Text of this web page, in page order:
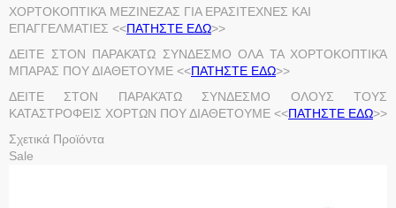
ΧΟΡΤΟΚΟΠΤΙΚΆ ΜΕΖΙΝΕΖΑΣ ΓΙΑ ΕΡΑΣΙΤΕΧΝΕΣ ΚΑΙ
ΕΠΑΓΓΕΛΜΑΤΙΕΣ <<ΠΑΤΗΣΤΕ ΕΔΩ>>
ΔΕΙΤΕ ΣΤΟΝ ΠΑΡΑΚΆΤΩ ΣΥΝΔΕΣΜΟ ΟΛΑ ΤΑ ΧΟΡΤΟΚΟΠΤΙΚΆ
ΜΠΑΡΑΣ ΠΟΥ ΔΙΑΘΕΤΟΥΜΕ <<ΠΑΤΗΣΤΕ ΕΔΩ>>
ΔΕΙΤΕ ΣΤΟΝ ΠΑΡΑΚΆΤΩ ΣΥΝΔΕΣΜΟ ΟΛΟΥΣ ΤΟΥΣ
ΚΑΤΑΣΤΡΟΦΕΙΣ ΧΟΡΤΩΝ ΠΟΥ ΔΙΑΘΕΤΟΥΜΕ <<ΠΑΤΗΣΤΕ ΕΔΩ>>
Σχετικά Προϊόντα
Sale